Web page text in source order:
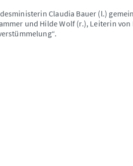
Claudia Bauer (l.)
und Hilde Wolf (r.), Leiterin